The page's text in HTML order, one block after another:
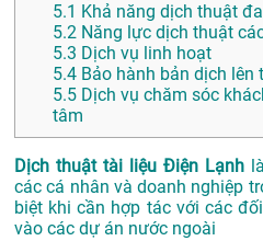
5.1 Khả năng dịch thuật
5.2 Năng lực dịch thuật
5.3 Dịch vụ linh hoạt
5.4 Bảo hành bản dịch lên
5.5 Dịch vụ chăm sóc
tâm
Dịch thuật tài liệu Điện Lạnh
các cá nhân và doanh nghiệp
biệt khi cần hợp tác với các
vào các dự án nước ngoài